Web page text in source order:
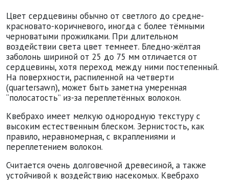
Цвет сердцевины обычно от светлого до средне-
красновато-коричневого, иногда с более тёмными
черноватыми прожилками. При длительном
воздействии света цвет темнеет. Бледно-жёлтая
заболонь шириной от 25 до 75 мм отличается от
сердцевины, хотя переход между ними постепенный.
На поверхности, распиленной на четверти
(quartersawn), может быть заметна умеренная
“полосатость” из-за переплетённых волокон.
Квебрахо имеет мелкую однородную текстуру с
высоким естественным блеском. Зернистость, как
правило, неравномерная, с вкраплениями и
переплетением волокон.
Считается очень долговечной древесиной, а также
устойчивой к воздействию насекомых. Квебрахо